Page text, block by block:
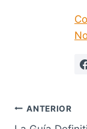
ANTERIOR